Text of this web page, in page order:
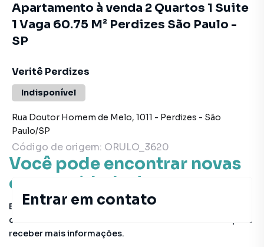
Você pode encontrar novas
oportunidades!
Este imóvel não está mais disponível, mas você pode
conferir outros em nosso site ou deixar seu contato para
receber mais informações.
Apartamento à venda 2 Quartos 1 Suite
1 Vaga 60.75 M² Perdizes São Paulo -
SP
Veritê Perdizes
Indisponível
Rua Doutor Homem de Melo, 1011 - Perdizes - São
Paulo/SP
Código de origem: ORULO_3620
Entrar em contato